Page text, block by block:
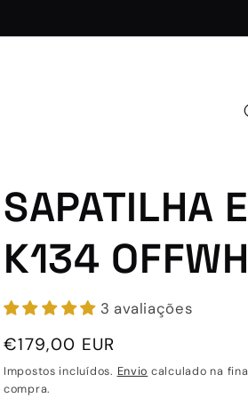
SAPATILHA
K134
3 avaliações
Preço
normal
€179,00 EUR
Impostos incluídos. Envio calculado na
compra.